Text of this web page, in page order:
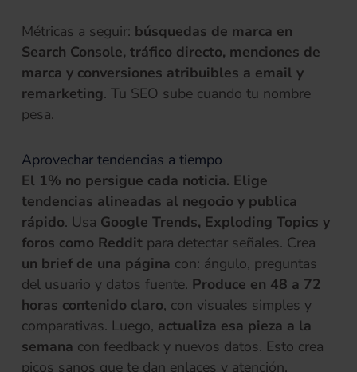
Métricas a seguir: búsquedas de marca en
Search Console, tráfico directo, menciones de
marca y conversiones atribuibles a email y
remarketing. Tu SEO sube cuando tu nombre
pesa.
Aprovechar tendencias a tiempo
El 1% no persigue cada noticia. Elige
tendencias alineadas al negocio y publica
rápido. Usa Google Trends, Exploding Topics y
foros como Reddit para detectar señales. Crea
un brief de una página con: ángulo, preguntas
del usuario y datos fuente. Produce en 48 a 72
horas contenido claro, con visuales simples y
comparativas. Luego, actualiza esa pieza a la
semana con feedback y nuevos datos. Esto crea
picos sanos que te dan enlaces y atención.